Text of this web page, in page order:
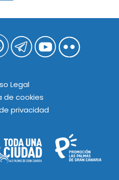
Legal
de cookies
privacidad